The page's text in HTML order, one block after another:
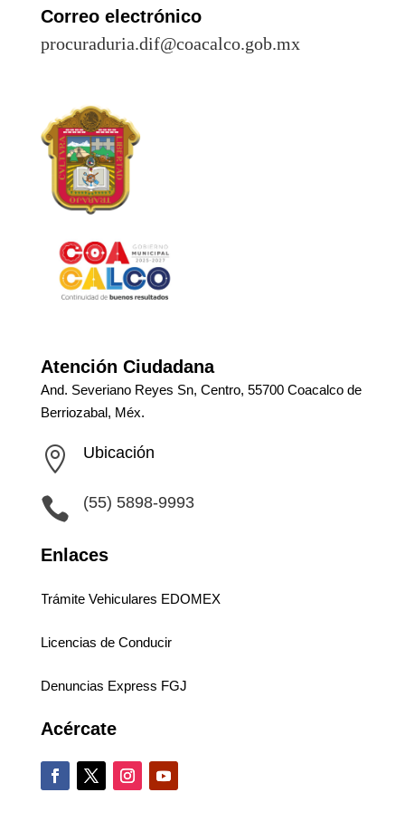
Correo electrónico
procuraduria.dif@coacalco.gob.mx
Atención Ciudadana
And. Severiano Reyes Sn, Centro, 55700 Coacalco de
Berriozabal, Méx.
 Ubicación
 (55) 5898-9993
Enlaces
Trámite Vehiculares EDOMEX
Licencias de Conducir
Denuncias Express FGJ
Acércate